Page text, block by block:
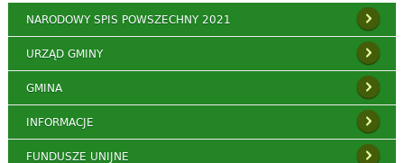
NARODOWY SPIS POWSZECHNY 2021
URZĄD GMINY
GMINA
INFORMACJE
FUNDUSZE UNIJNE